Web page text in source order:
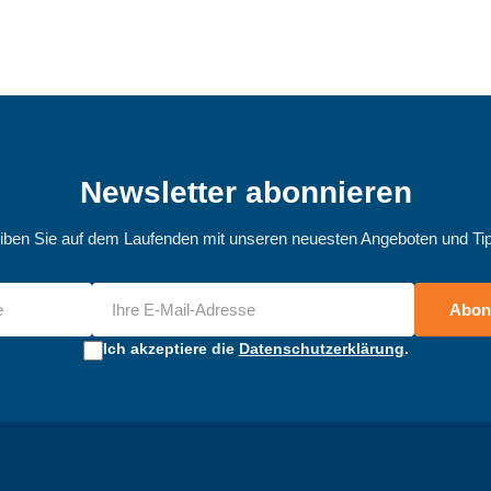
Newsletter abonnieren
Sie auf dem Laufenden mit unseren neuesten Angeboten und
Ich akzeptiere die Datenschutzerklärung.